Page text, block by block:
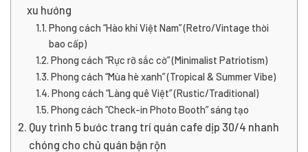
xu hướng
Phong cách “Hào khí Việt Nam” (Retro/Vintage thời
bao cấp)
Phong cách “Rực rỡ sắc cờ” (Minimalist Patriotism)
Phong cách “Mùa hè xanh” (Tropical & Summer Vibe)
Phong cách “Làng quê Việt” (Rustic/Traditional)
Phong cách “Check-in Photo Booth” sáng tạo
Quy trình 5 bước trang trí quán cafe dịp 30/4 nhanh
chóng cho chủ quán bận rộn